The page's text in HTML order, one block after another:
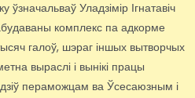
Уладзімір Ігнатавіч
комплекс па адкорме
галоў, шэраг іншых вытворчых
выраслі і вынікі працы
пераможцам ва Ўсесаюзным і